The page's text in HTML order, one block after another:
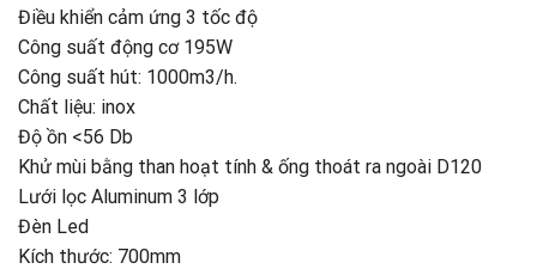
Điều khiển cảm ứng 3 tốc độ
Công suất động cơ 195W
Công suất hút: 1000m3/h.
Chất liệu: inox
Độ ồn <56 Db
Khử mùi bằng than hoạt tính & ống thoát ra ngoài D120
Lưới lọc Aluminum 3 lớp
Đèn Led
Kích thước: 700mm